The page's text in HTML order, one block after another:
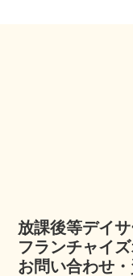
放課後等デイ
フランチャイ
お問い合わせ